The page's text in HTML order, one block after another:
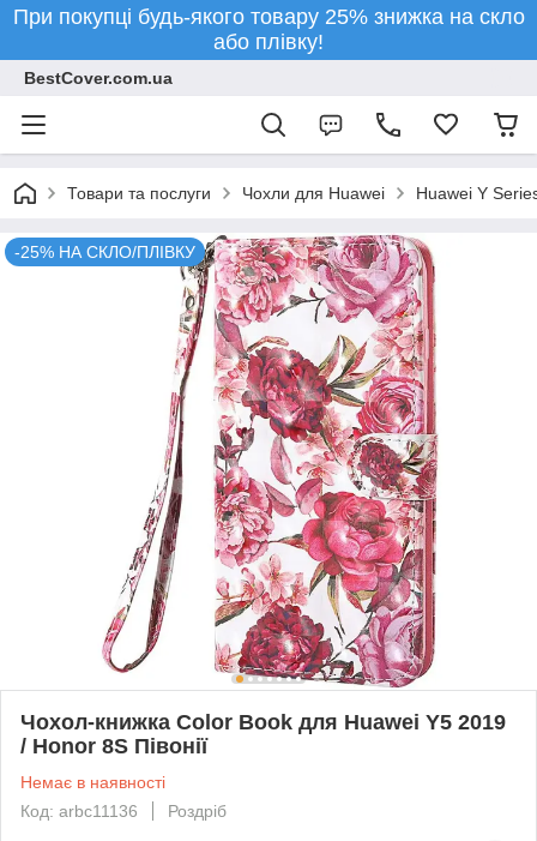
При покупці будь-якого товару 25% знижка на скло
або плівку!
BestCover.com.ua
Товари та послуги Чохли для Huawei Huawei Y
-25% НА СКЛО/ПЛІВКУ
Чохол-книжка Color Book для Huawei Y5 2019
/ Honor 8S Півонії
Немає в наявності
Код: arbc11136
Роздріб